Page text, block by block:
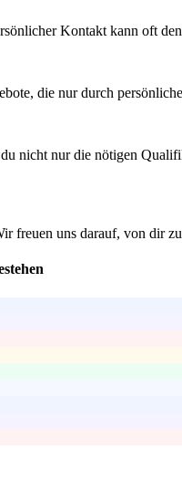
Kontakt kann oft
die nur durch
nicht nur die nötigen
freuen uns darauf, von dir